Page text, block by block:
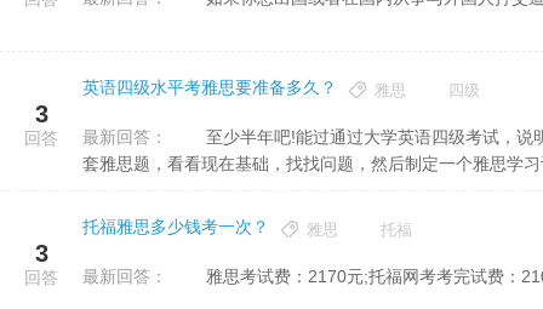
3
回答
英语四级水平考雅思要准备多久？ 雅思 四级
最新回答：
套雅思题，看看现在基础，找找问题，然后制定一个雅思学
3
回答
托福雅思多少钱考一次？ 雅思 托福
最新回答： 雅思考试费：2170元;托福网考考完试费：